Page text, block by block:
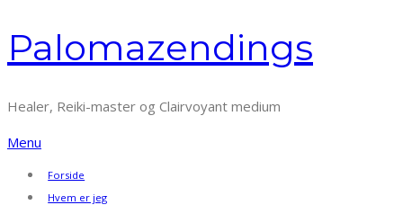
Spring
til
Palomazendings
Healer, Reiki-master og Clairvoyant medium
Menu
Forside
Hvem er jeg